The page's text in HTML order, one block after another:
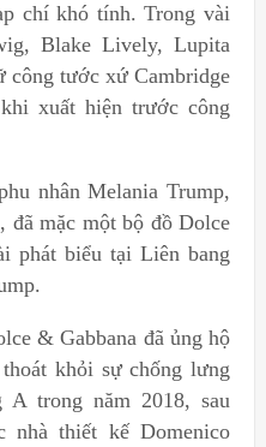
chí khó tính. Trong vài
Blake Lively, Lupita
công tước xứ Cambridge
xuất hiện trước công
nhân Melania Trump,
đã mặc một bộ đồ Dolce
phát biểu tại Liên bang
& Gabbana đã ủng hộ
khỏi sự chống lưng
A trong năm 2018, sau
nhà thiết kế Domenico